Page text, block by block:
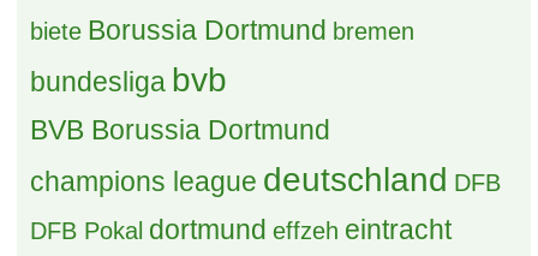
biete Borussia Dortmund bremen
bundesliga bvb
BVB Borussia Dortmund
champions league deutschland DFB
DFB Pokal dortmund effzeh eintracht